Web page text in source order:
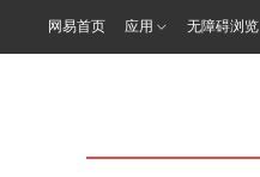
网易首页 应用 无障碍浏览